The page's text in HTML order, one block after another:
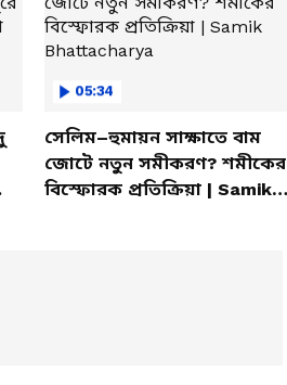
05:34
সেলিম–হুমায়ন সাক্ষাতে বাম
জোটে নতুন সমীকরণ? শমীকের
বিস্ফোরক প্রতিক্রিয়া | Samik